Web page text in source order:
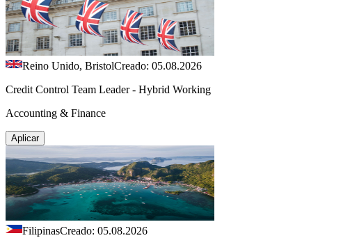
Reino Unido, BristolCreado: 05.08.2026
Credit Control Team Leader - Hybrid Working
Accounting & Finance
Aplicar
FilipinasCreado: 05.08.2026